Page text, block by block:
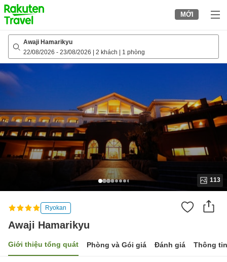
to
top
page
MỚI
Awaji Hamarikyu
22/08/2026 - 23/08/2026 2 khách 1 phòng
113
Ryokan
Awaji Hamarikyu
Giới thiệu tổng quát Phòng và Gói giá Đánh giá Thông